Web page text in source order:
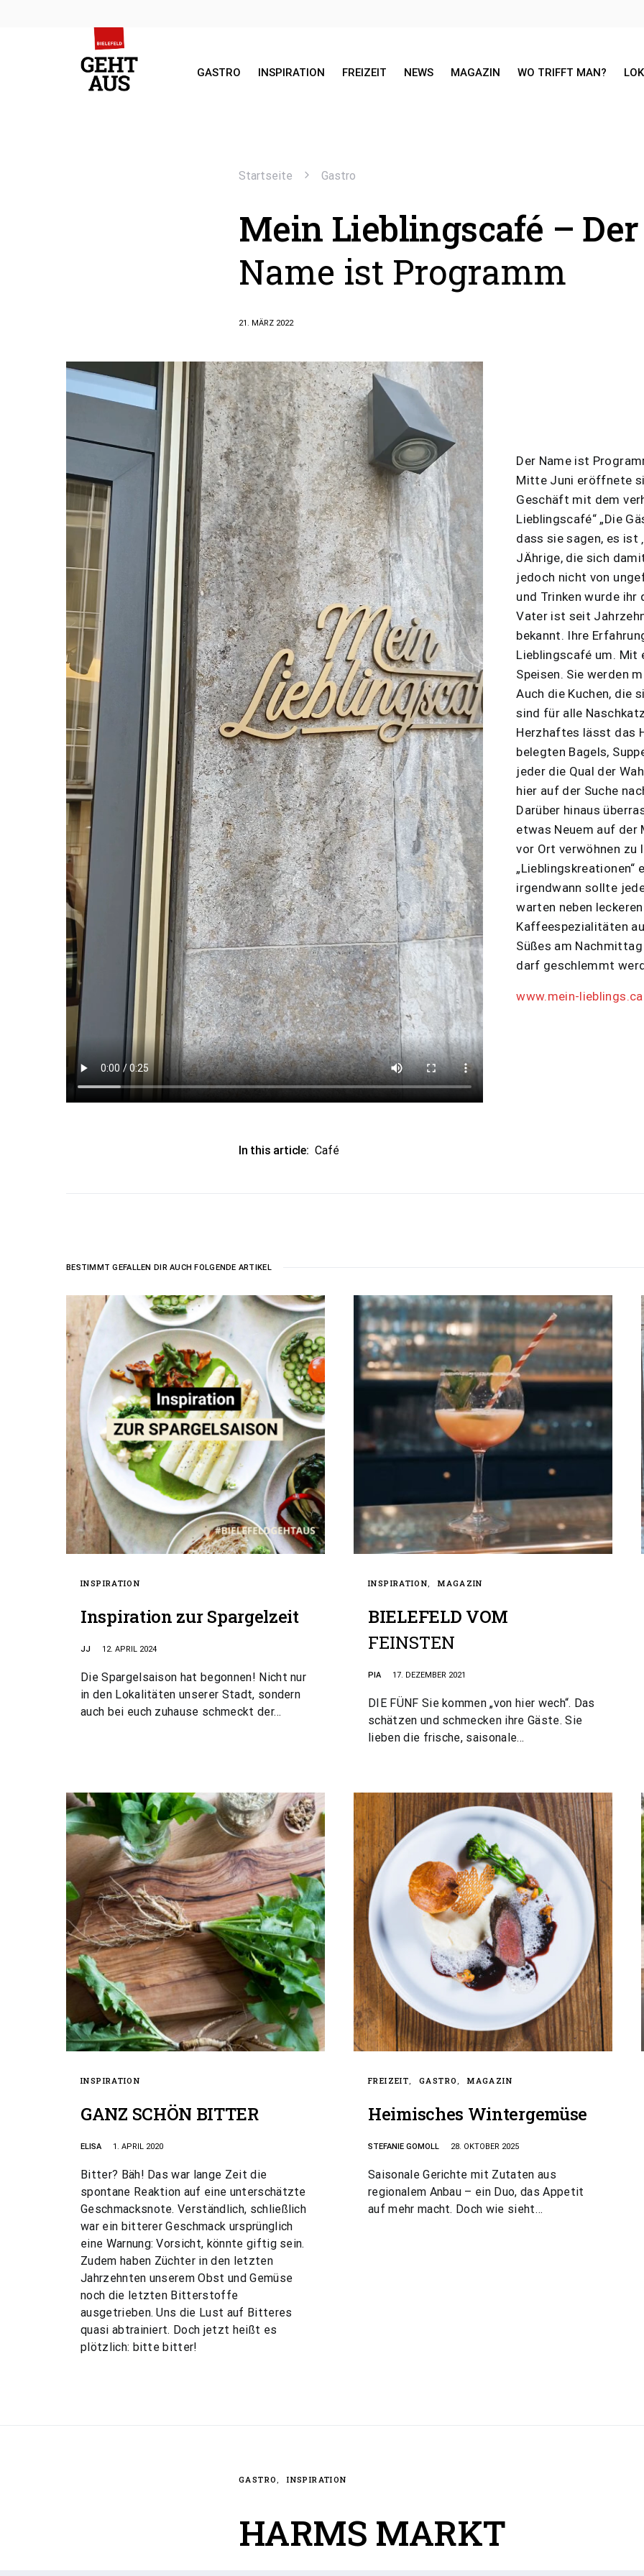
GASTRO INSPIRATION FREIZEIT NEWS MAGAZIN WO TRIFFT MAN?
Startseite Gastro
Mein Lieblingscafé – Der
Name ist Programm
21. MÄRZ 2022
Der Name ist
Mitte Juni eröffnete
Geschäft mit dem
Lieblingscafé“ „Die
dass sie sagen, es ist
JÄhrige, die sich
jedoch nicht von
und Trinken wurde ihr
Vater ist seit
bekannt. Ihre
Lieblingscafé um. Mit
Speisen. Sie werden
Auch die Kuchen, die
sind für alle
Herzhaftes lässt das
belegten Bagels,
jeder die Qual der
hier auf der Suche
Darüber hinaus
etwas Neuem auf der
vor Ort verwöhnen zu
„Lieblingskreationen“
irgendwann sollte
warten neben
Kaffeespezialitäten
Süßes am
darf geschlemmt
www.mein-
In this article: Café
BESTIMMT GEFALLEN DIR AUCH FOLGENDE ARTIKEL
INSPIRATION
Inspiration zur Spargelzeit
JJ 12. APRIL 2024
Die Spargelsaison hat begonnen! Nicht nur
in den Lokalitäten unserer Stadt, sondern
auch bei euch zuhause schmeckt der…
INSPIRATION MAGAZIN
BIELEFELD VOM
FEINSTEN
PIA 17. DEZEMBER 2021
DIE FÜNF Sie kommen „von hier wech“. Das
schätzen und schmecken ihre Gäste. Sie
lieben die frische, saisonale…
INSPIRATION
GANZ SCHÖN BITTER
ELISA 1. APRIL 2020
Bitter? Bäh! Das war lange Zeit die
spontane Reaktion auf eine unterschätzte
Geschmacksnote. Verständlich, schließlich
war ein bitterer Geschmack ursprünglich
eine Warnung: Vorsicht, könnte giftig sein.
Zudem haben Züchter in den letzten
Jahrzehnten unserem Obst und Gemüse
noch die letzten Bitterstoffe
ausgetrieben. Uns die Lust auf Bitteres
quasi abtrainiert. Doch jetzt heißt es
plötzlich: bitte bitter!
FREIZEIT GASTRO MAGAZIN
Heimisches Wintergemüse
STEFANIE GOMOLL 28. OKTOBER 2025
Saisonale Gerichte mit Zutaten aus
regionalem Anbau – ein Duo, das Appetit
auf mehr macht. Doch wie sieht…
GASTRO INSPIRATION
HARMS MARKT